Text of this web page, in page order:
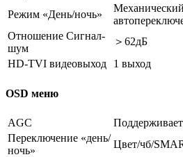
Режим «День/ночь»
Отношение Сигнал-
шум
＞62дБ
HD-TVI видеовыход
1 выход
OSD меню
AGC
Переключение «день/
ночь»
Цвет/чб/